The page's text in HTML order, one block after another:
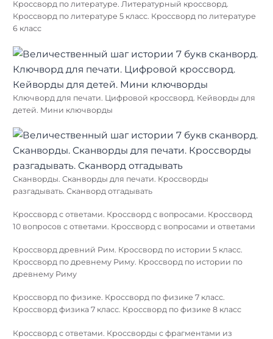
Кроссворд по литературе. Литературный кроссворд.
Кроссворд по литературе 5 класс. Кроссворд по литературе
6 класс
Ключворд для печати. Цифровой кроссворд. Кейворды для
детей. Мини ключворды
Сканворды. Сканворды для печати. Кроссворды
разгадывать. Сканворд отгадывать
Кроссворд с ответами. Кроссворд с вопросами. Кроссворд
10 вопросов с ответами. Кроссворд с вопросами и ответами
Кроссворд древний Рим. Кроссворд по истории 5 класс.
Кроссворд по древнему Риму. Кроссворд по истории по
древнему Риму
Кроссворд по физике. Кроссворд по физике 7 класс.
Кроссворд физика 7 класс. Кроссворд по физике 8 класс
Кроссворд с ответами. Кроссворды с фрагментами из